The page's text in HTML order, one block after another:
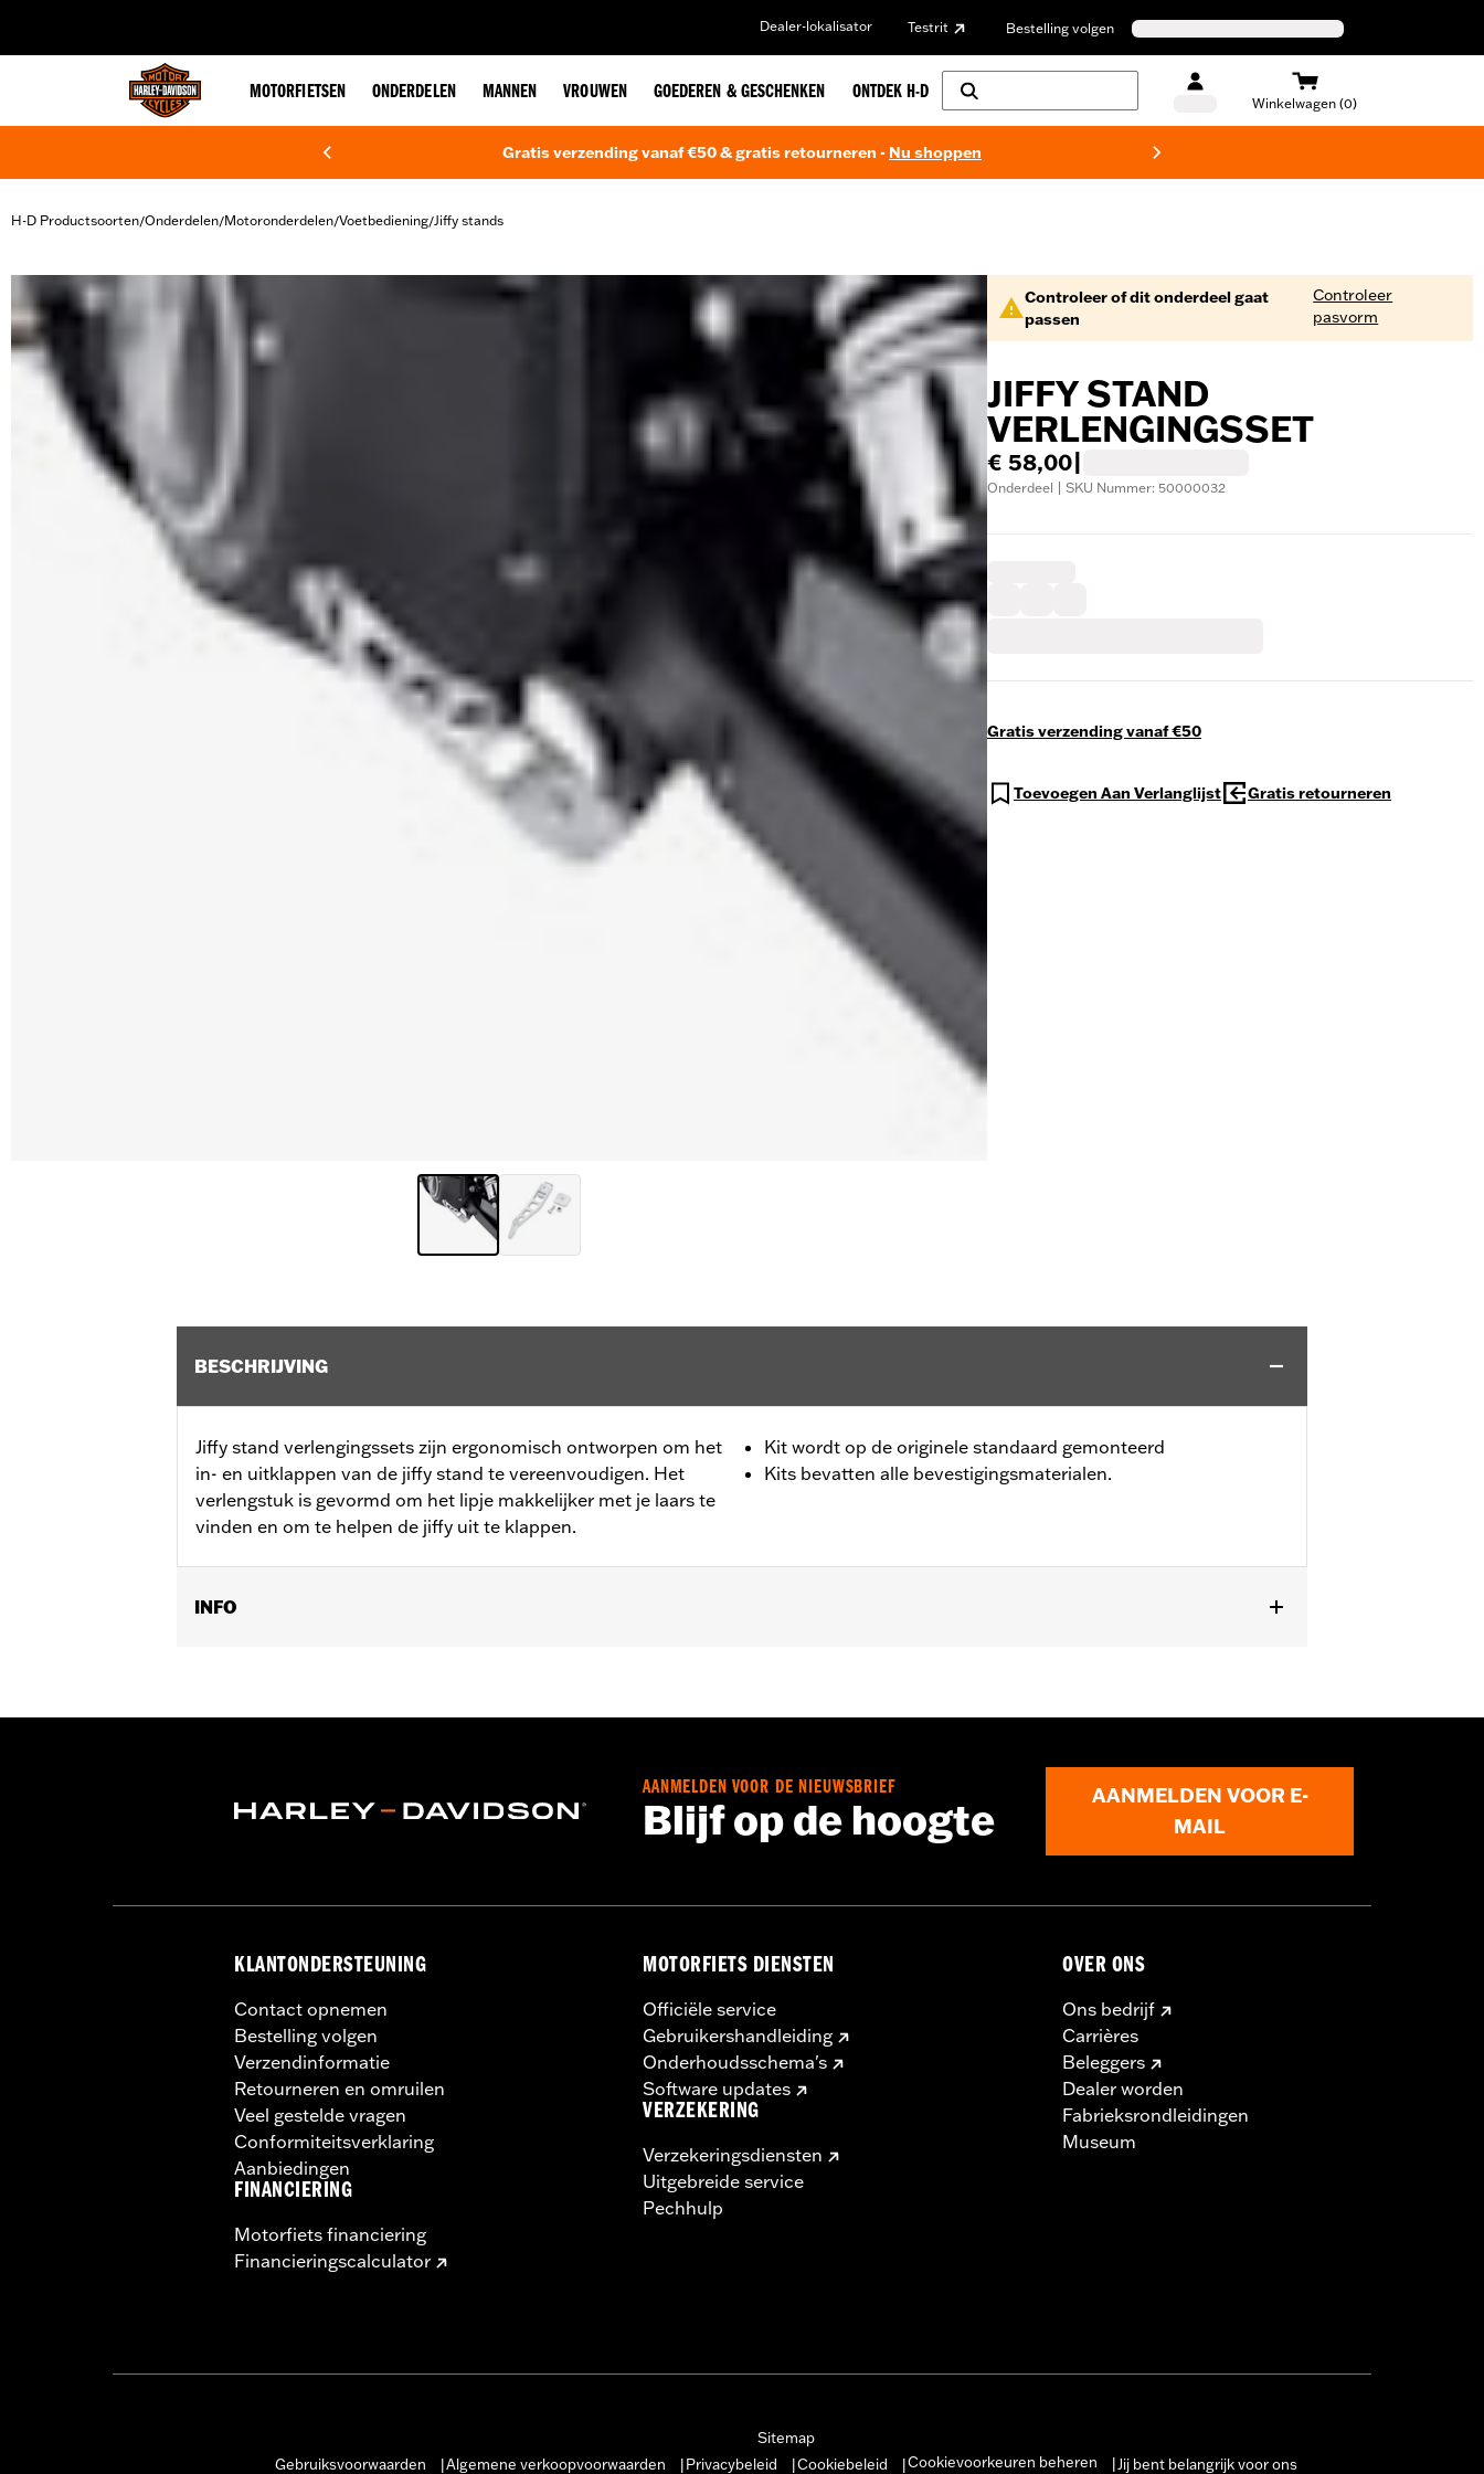
Dealer-lokalisator Testrit Bestelling volgen
MOTORFIETSEN ONDERDELEN MANNEN VROUWEN GOEDEREN & GESCHENKEN ONTDEK H-D
Winkelwagen (0)
Gratis verzending vanaf €50 & gratis retourneren - Nu shoppen
H-D Productsoorten/Onderdelen/Motoronderdelen/Voetbediening/Jiffy stands
Controleer of dit onderdeel gaat
passen
Controleer
pasvorm
JIFFY STAND
VERLENGINGSSET
€ 58,00
Onderdeel | SKU Nummer: 50000032
Gratis verzending vanaf €50
Toevoegen Aan Verlanglijst Gratis retourneren
BESCHRIJVING
Jiffy stand verlengingssets zijn ergonomisch ontworpen om het
in- en uitklappen van de jiffy stand te vereenvoudigen. Het
verlengstuk is gevormd om het lipje makkelijker met je laars te
vinden en om te helpen de jiffy uit te klappen.
Kit wordt op de originele standaard gemonteerd
Kits bevatten alle bevestigingsmaterialen.
INFO
Installatie-instructies
AANMELDEN VOOR DE NIEUWSBRIEF
Blijf op de hoogte
AANMELDEN VOOR E-
MAIL
KLANTONDERSTEUNING
Contact opnemen
Bestelling volgen
Verzendinformatie
Retourneren en omruilen
Veel gestelde vragen
Conformiteitsverklaring
Aanbiedingen
FINANCIERING
Motorfiets financiering
Financieringscalculator
MOTORFIETS DIENSTEN
Officiële service
Gebruikershandleiding
Onderhoudsschema's
Software updates
VERZEKERING
Verzekeringsdiensten
Uitgebreide service
Pechhulp
OVER ONS
Ons bedrijf
Carrières
Beleggers
Dealer worden
Fabrieksrondleidingen
Museum
Sitemap
Gebruiksvoorwaarden
Algemene verkoopvoorwaarden Privacybeleid Cookiebeleid Cookievoorkeuren beheren Jij bent belangrijk voor ons